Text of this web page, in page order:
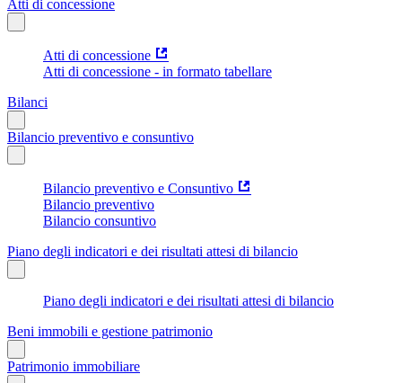
Atti di concessione
Atti di concessione
Atti di concessione - in formato tabellare
Bilanci
Bilancio preventivo e consuntivo
Bilancio preventivo e Consuntivo
Bilancio preventivo
Bilancio consuntivo
Piano degli indicatori e dei risultati attesi di bilancio
Piano degli indicatori e dei risultati attesi di bilancio
Beni immobili e gestione patrimonio
Patrimonio immobiliare